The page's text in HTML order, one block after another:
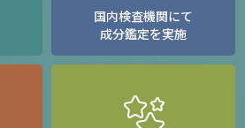
国内検査機関にて
成分鑑定を実施